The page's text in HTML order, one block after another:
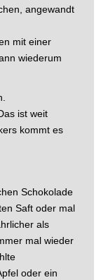
angewandt
mit einer
wiederum
ist weit
kommt es
Schokolade
Saft oder mal
als
mal wieder
oder ein